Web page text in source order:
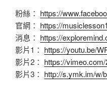
粉絲： https://
官網： https://
消息： https://
影片1： https://youtu.be/
影片2： https://
影片3： http://s.ymk.im/w/